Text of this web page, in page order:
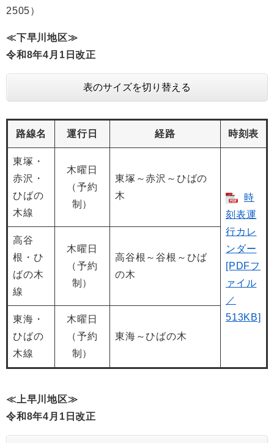
2505）
≪下早川地区≫
令和8年4月1日改正
表のサイズを切り替える
路線名 運行日 経路 時刻表
東塚・
赤沢・
ひばの
木線
木曜日
（予約
制）
東塚～赤沢～ひばの
木
時
刻表運
行カレ
ンダー
[PDFフ
ァイル
／
513KB]
高谷
根・ひ
ばの木
線
木曜日
（予約
制）
高谷根～谷根～ひば
の木
東海・
ひばの
木線
木曜日
（予約
制）
東海～ひばの木
≪上早川地区≫
令和8年4月1日改正